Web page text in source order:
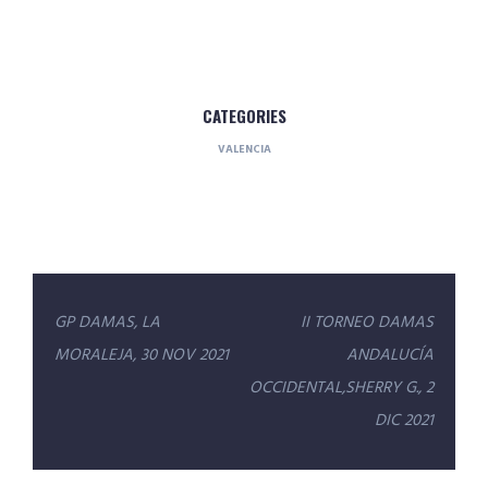
CATEGORIES
VALENCIA
Navegación
de
GP DAMAS, LA
MORALEJA, 30 NOV 2021
II TORNEO DAMAS
ANDALUCÍA
OCCIDENTAL,SHERRY G., 2
DIC 2021